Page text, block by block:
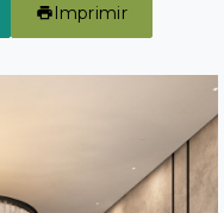
Imprimir